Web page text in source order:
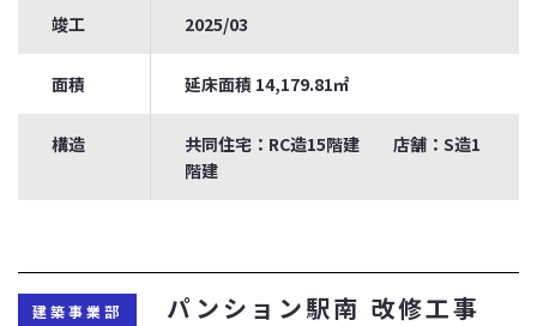
竣工 2025/03
面積 延床面積 14,179.81㎡
構造
共同住宅：RC造15階建 店舗：S造1
階建
建築事業部 パンション駅南 改修工事